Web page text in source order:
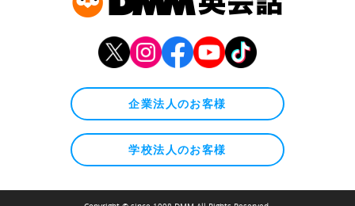
企業法人のお客様
学校法人のお客様